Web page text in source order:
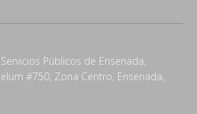
Públicos de Ensenada,
#750, Zona Centro, Ensenada,